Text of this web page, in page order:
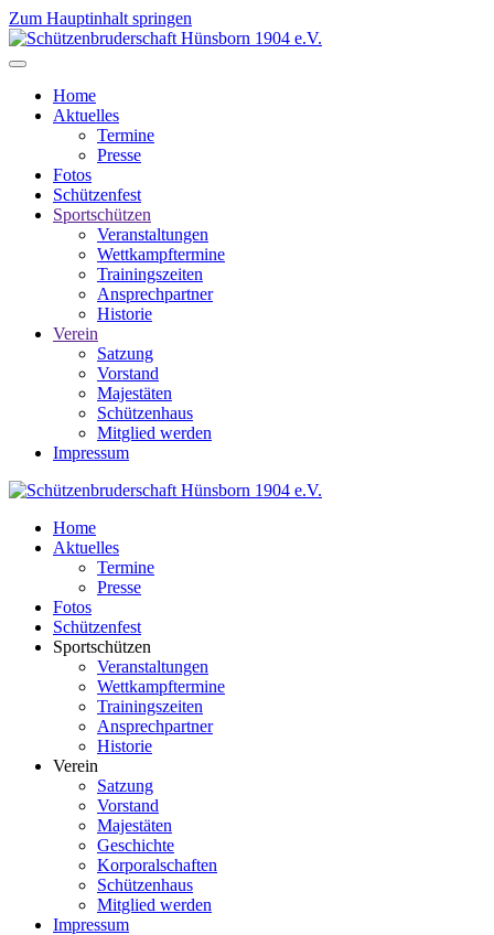
Zum Hauptinhalt springen
Home
Aktuelles
Termine
Presse
Fotos
Schützenfest
Sportschützen
Veranstaltungen
Wettkampftermine
Trainingszeiten
Ansprechpartner
Historie
Verein
Satzung
Vorstand
Majestäten
Schützenhaus
Mitglied werden
Impressum
Home
Aktuelles
Termine
Presse
Fotos
Schützenfest
Sportschützen
Veranstaltungen
Wettkampftermine
Trainingszeiten
Ansprechpartner
Historie
Verein
Satzung
Vorstand
Majestäten
Geschichte
Korporalschaften
Schützenhaus
Mitglied werden
Impressum